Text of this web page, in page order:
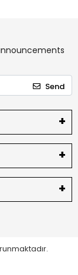
Send